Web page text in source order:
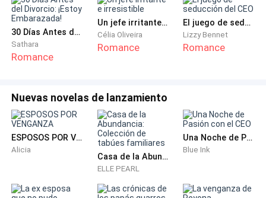
bajita un te amo mientras tomaba de sus manos y el
cura que los casaría empezaba con el discurso
tradicional, luego de los aceptos correspondientes el
padre ordeno besar a la novia y cuando Bryan se
cabeza, su novio su amor tenía en su camisa una
mancha de labial lila y sobre todo también olía aquel
chillón perfume que minutos atrás había reconocido,
su mente empezaba a crear una historia en su cabeza
de su mejor amiga revolcándose con su novio, quería
30 Días Antes del Divorcio: ¡Estoy Embarazada!
Sathara
Romance
Un jefe irritante e irresistible
Célia Oliveira
Romance
El juego de seducción del CEO
Lizzy Bennet
Romance
Nuevas novelas de lanzamiento
ESPOSOS POR VENGANZA
Alicia
Casa de la Abundancia: Colección de tabúes familiares
ELLE PEARL
Una Noche de Pasión con el CEO
Blue Ink